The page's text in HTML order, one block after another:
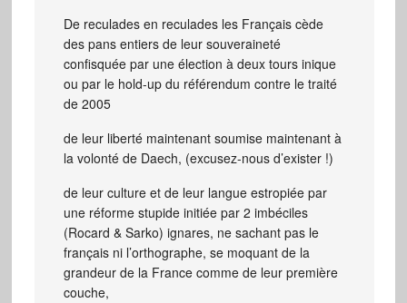
De reculades en reculades les Français cède
des pans entiers de leur souveraineté
confisquée par une élection à deux tours inique
ou par le hold-up du référendum contre le traité
de 2005
de leur liberté maintenant soumise maintenant à
la volonté de Daech, (excusez-nous d’exister !)
de leur culture et de leur langue estropiée par
une réforme stupide initiée par 2 imbéciles
(Rocard & Sarko) ignares, ne sachant pas le
français ni l’orthographe, se moquant de la
grandeur de la France comme de leur première
couche,